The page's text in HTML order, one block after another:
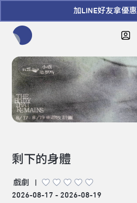
加LINE好友拿優惠
剩下的身體
戲劇
|
2026-08-17 - 2026-08-19